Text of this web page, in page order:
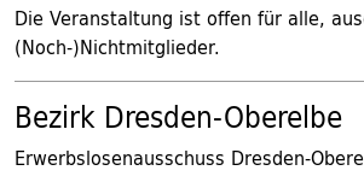
Die Veranstaltung ist offen für alle,
(Noch-)Nichtmitglieder.
Bezirk Dresden-Oberelbe
Erwerbslosenausschuss Dresden-